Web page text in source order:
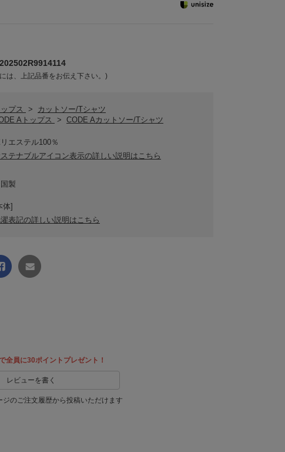
は、上記品番をお伝え下さい。)
ップス >
カットソー/Tシャツ
Aトップス
> CODE Aカットソー/Tシャツ
エステル100％
テナブルアイコン表示の詳しい説明はこちら
製
体]
表記の詳しい説明はこちら
全員に30ポイントプレゼント！
レビューを書く
ジのご注文履歴から投稿いただけます